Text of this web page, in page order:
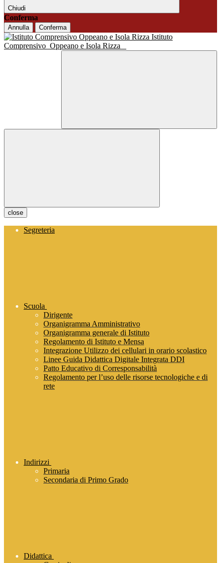
Chiudi
Conferma
Annulla Conferma
Istituto
Comprensivo Oppeano e Isola Rizza
close
Segreteria
Scuola
Dirigente
Organigramma Amministrativo
Organigramma generale di Istituto
Regolamento di Istituto e Mensa
Integrazione Utilizzo dei cellulari in orario scolastico
Linee Guida Didattica Digitale Integrata DDI
Patto Educativo di Corresponsabilità
Regolamento per l’uso delle risorse tecnologiche e di
rete
Indirizzi
Primaria
Secondaria di Primo Grado
Didattica